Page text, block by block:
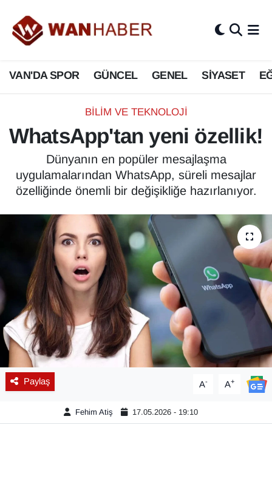
VAN'DA SPOR GÜNCEL GENEL SİYASET
BİLİM VE TEKNOLOJİ
WhatsApp'tan yeni özellik!
Dünyanın en popüler mesajlaşma
uygulamalarından WhatsApp, süreli mesajlar
özelliğinde önemli bir değişikliğe hazırlanıyor.
Paylaş A- A+
Fehim Atiş 17.05.2026 - 19:10
3.SAYFA
ASAYİŞ
BİLİM VE TEKNOLOJİ
Biyografi
Bölge Haberleri
ÇEVRE
Deprem
Dernekler, Odalar
Diğer
DÜNYA
EĞİTİM
EKONOMİ
Eleman
Van Nöbetçi Eczaneler
Van Hava Durumu
Van Namaz Vakitleri
Van Trafik Yoğunluk Haritası
Süper Lig Puan Durumu ve Fikstür
Tüm Manşetler
Son Dakika Haberleri
Haber Arşivi